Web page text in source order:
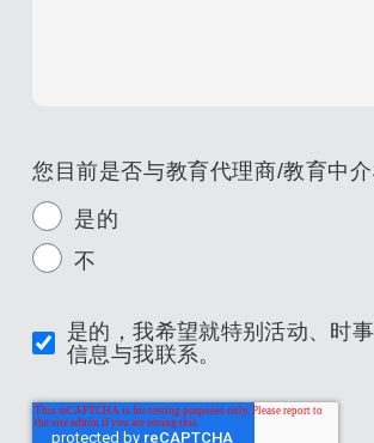
您目前是否与教育代理商/教育中介
是的
不
是的，我希望就特别活动、时
信息与我联系。